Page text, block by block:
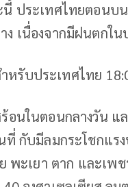
นี้ ประเทศไทยตอนบ
ง เนื่องจากมีฝนตกใ
หรับประเทศไทย
อนในตอนกลางวัน
ที่ กับมีลมกระโชกแร
ย พะเยา ตาก และเ